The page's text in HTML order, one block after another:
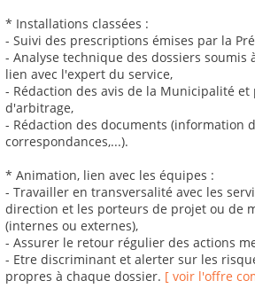
* Installations classées :
- Suivi des prescriptions émises par la
- Analyse technique des dossiers soumis
lien avec l'expert du service,
- Rédaction des avis de la Municipalité et
d'arbitrage,
- Rédaction des documents (information
correspondances,...).
* Animation, lien avec les équipes :
- Travailler en transversalité avec les
direction et les porteurs de projet ou de
(internes ou externes),
- Assurer le retour régulier des actions
- Etre discriminant et alerter sur les
propres à chaque dossier. [ voir l'offre